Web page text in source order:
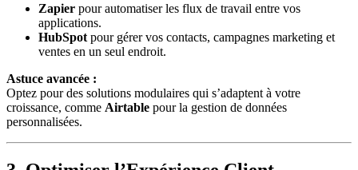
Zapier pour automatiser les flux de travail entre vos
applications.
HubSpot pour gérer vos contacts, campagnes marketing et
ventes en un seul endroit.
Astuce avancée :
Optez pour des solutions modulaires qui s’adaptent à votre
croissance, comme Airtable pour la gestion de données
personnalisées.